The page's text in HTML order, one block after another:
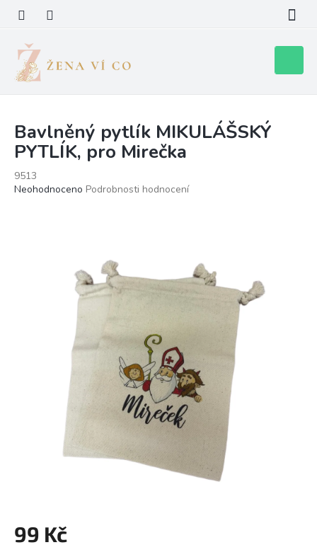
obsah
košík
Bavlněný pytlík MIKULÁŠSKÝ
PYTLÍK, pro Mirečka
9513
Průměrné
Neohodnoceno Podrobnosti hodnocení
99 Kč